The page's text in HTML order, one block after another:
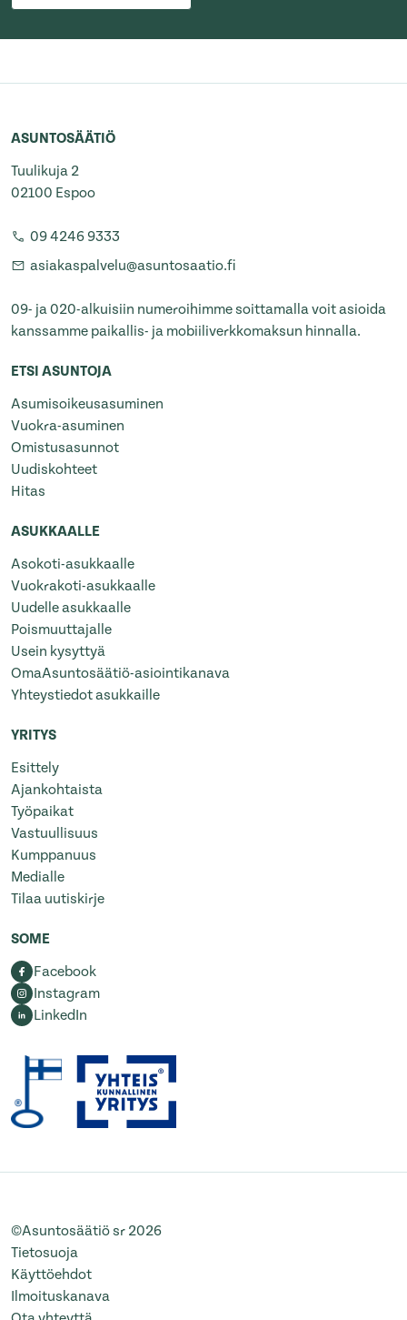
ASUNTOSÄÄTIÖ
Tuulikuja 2
02100 Espoo
09 4246 9333
asiakaspalvelu@asuntosaatio.fi
09- ja 020-alkuisiin numeroihimme soittamalla voit asioida
kanssamme paikallis- ja mobiiliverkkomaksun hinnalla.
ETSI ASUNTOJA
Asumisoikeusasuminen
Vuokra-asuminen
Omistusasunnot
Uudiskohteet
Hitas
ASUKKAALLE
Asokoti-asukkaalle
Vuokrakoti-asukkaalle
Uudelle asukkaalle
Poismuuttajalle
Usein kysyttyä
OmaAsuntosäätiö-asiointikanava
Yhteystiedot asukkaille
YRITYS
Esittely
Ajankohtaista
Työpaikat
Vastuullisuus
Kumppanuus
Medialle
Tilaa uutiskirje
SOME
Facebook
Instagram
LinkedIn
©Asuntosäätiö sr 2026
Tietosuoja
Käyttöehdot
Ilmoituskanava